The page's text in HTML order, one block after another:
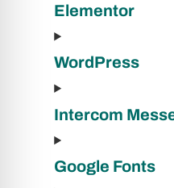
Elementor
WordPress
Intercom
Google Fonts